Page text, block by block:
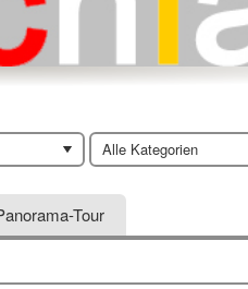
Alle Kategorien
Tour